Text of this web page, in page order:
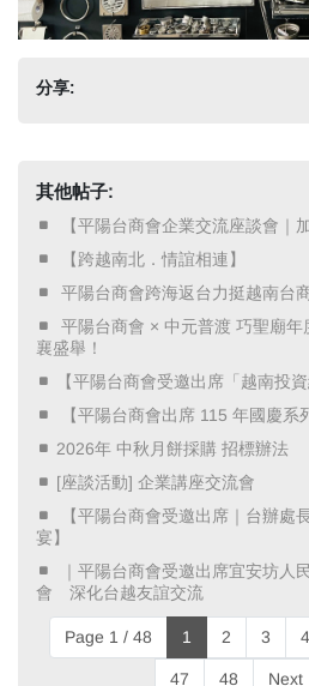
分享:
其他帖子:
【平陽台商會企業交流座談會｜
​ 【跨越南北．情誼相連】 ​
平陽台商會跨海返台力挺越南台
平陽台商會 × 中元普渡 巧聖廟
襄盛舉！ ​
【平陽台商會受邀出席「越南投
【平陽台商會出席 115 年國慶系
2026年 中秋月餅採購 招標辦法
[座談活動] 企業講座交流會
【平陽台商會受邀出席｜台辦處
宴】 ​
｜平陽台商會受邀出席宜安坊人
會 深化台越友誼交流 ​
Page 1 / 48 1 2 3 4
47 48 Next